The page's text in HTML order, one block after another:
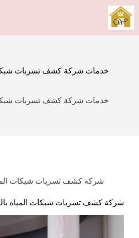
التجاوز
إلى
المحتوى
خدمات شركة كشف تسربات
خدمات شركة كشف تسربات
شركة كشف تسربات شبكات
شركة كشف تسربات شبكات المياه